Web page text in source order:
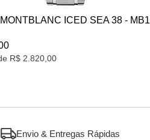
- MB136765
RELÓGIO
X GULF -
Envio & Entregas Rápidas